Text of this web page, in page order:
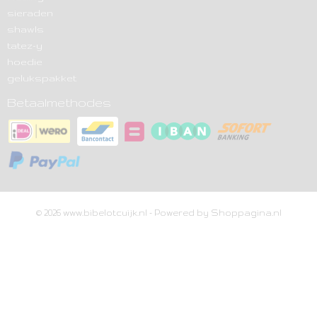
sieraden
shawls
tatez-y
hoedie
gelukspakket
Betaalmethodes
© 2026 www.bibelotcuijk.nl - Powered by Shoppagina.nl